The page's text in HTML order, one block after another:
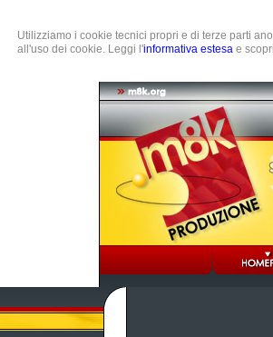
Utilizziamo i cookie tecnici propri e di terze parti
all'uso dei cookie. Leggi l'informativa estesa e